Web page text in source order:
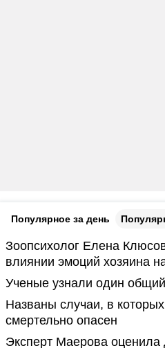
Популярное за день
Зоопсихолог Елена
влиянии эмоций хозяина
Ученые узнали один
Названы случаи, в
смертельно опасен
Эксперт Маерова оценила